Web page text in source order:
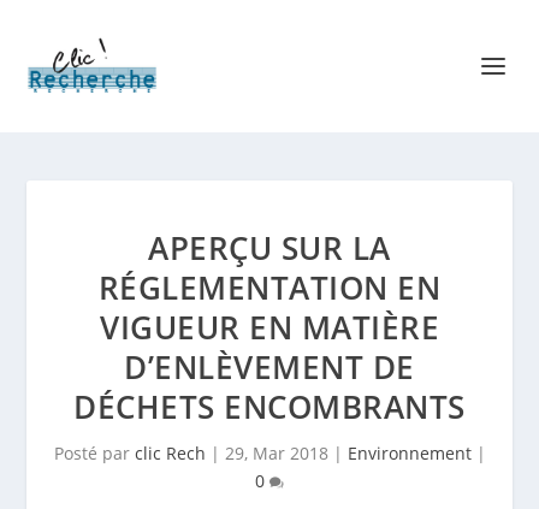
APERÇU SUR LA
RÉGLEMENTATION EN
VIGUEUR EN MATIÈRE
D’ENLÈVEMENT DE
DÉCHETS ENCOMBRANTS
Posté par clic Rech | 29, Mar 2018| Environnement|
0